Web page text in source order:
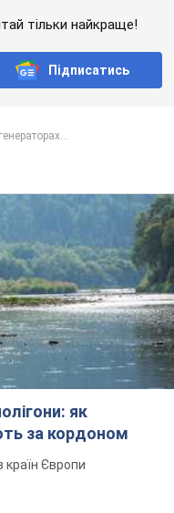
тільки найкраще!
Підписатись
як
за кордоном
країн Європи